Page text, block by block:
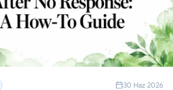
30 Haz 2026